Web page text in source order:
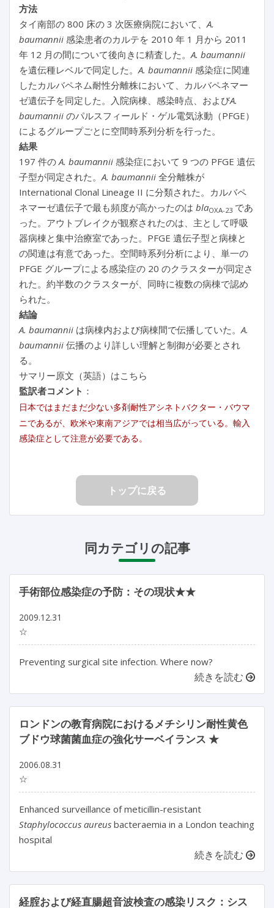
方法
タイ南部の 800 床の 3 次医療病院において、 A.
baumannii 感染患者のカルテを 2010 年 1 月から 2011
年 12 月の間について後向きに精査した。 A. baumannii
を遺伝種レベルで同定した。 A. baumannii 感染症に関連
したカルバペネム耐性分離株において、カルバペネマー
ゼ遺伝子を同定した。入院病棟、感染時点、およびA.
baumannii のパルスフィールド・ゲル電気泳動（PFGE）
によるグループごとに空間時系列分析を行った。
結果
197 件の A. baumannii 感染症において 9 つの PFGE 遺伝
子型が同定された。 A. baumannii 全分離株が
International Clonal Lineage II に分類された。カルバペ
ネマーゼ遺伝子で最も頻度が高かったのは blaOXA-23 であ
った。アウトブレイクが観察されたのは、主として呼吸
器病棟と集中治療室であった。PFGE 遺伝子型と病棟と
の関連は有意であった。空間時系列分析により、単一の
PFGE グループによる感染症の 20 のクラスターが同定さ
れた。約半数のクラスターが、同時に複数の病棟で認め
られた。
結論
A. baumannii は病棟内および病棟間で伝播していた。 A.
baumannii 伝播のより詳しい理解と制御が必要とされ
る。
サマリー原文（英語）はこちら
監訳者コメント ：
日本ではまだまだ少ない多剤耐性アシネトバクター・バウマ
ニであるが、欧米や東南アジアでは相当広がっている。輸入
感染症として注意が必要である。
トップに戻る
同カテゴリの記事
手術部位感染症の予防：その現状★★
2009.12.31
☆
Preventing surgical site infection. Where now?
続きを読む
ロンドンの教育病院におけるメチシリン耐性黄色
ブドウ球菌菌血症の強化サーベイランス ★
2006.08.31
☆
Enhanced surveillance of meticillin-resistant
Staphylococcus aureus bacteraemia in a London teaching
hospital
続きを読む
経腟および経直腸超音波検査の感染リスク：シス